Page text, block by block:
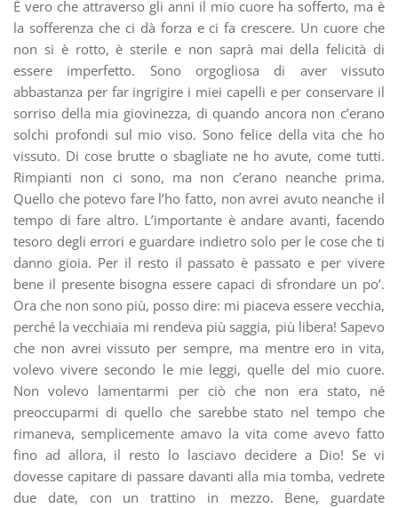
È vero che attraverso gli anni il mio cuore ha sofferto, ma è
la sofferenza che ci dà forza e ci fa crescere. Un cuore che
non si è rotto, è sterile e non saprà mai della felicità di
essere imperfetto. Sono orgogliosa di aver vissuto
abbastanza per far ingrigire i miei capelli e per conservare il
sorriso della mia giovinezza, di quando ancora non c’erano
solchi profondi sul mio viso. Sono felice della vita che ho
vissuto. Di cose brutte o sbagliate ne ho avute, come tutti.
Rimpianti non ci sono, ma non c’erano neanche prima.
Quello che potevo fare l’ho fatto, non avrei avuto neanche il
tempo di fare altro. L’importante è andare avanti, facendo
tesoro degli errori e guardare indietro solo per le cose che ti
danno gioia. Per il resto il passato è passato e per vivere
bene il presente bisogna essere capaci di sfrondare un po’.
Ora che non sono più, posso dire: mi piaceva essere vecchia,
perché la vecchiaia mi rendeva più saggia, più libera! Sapevo
che non avrei vissuto per sempre, ma mentre ero in vita,
volevo vivere secondo le mie leggi, quelle del mio cuore.
Non volevo lamentarmi per ciò che non era stato, né
preoccuparmi di quello che sarebbe stato nel tempo che
rimaneva, semplicemente amavo la vita come avevo fatto
fino ad allora, il resto lo lasciavo decidere a Dio! Se vi
dovesse capitare di passare davanti alla mia tomba, vedrete
due date, con un trattino in mezzo. Bene, guardate